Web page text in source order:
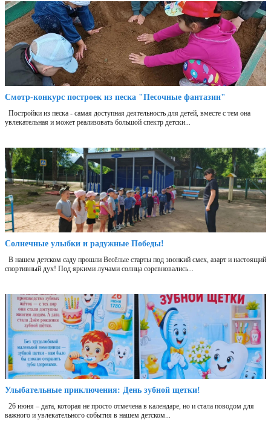
Смотр-конкурс построек из песка "Песочные фантазии"
Постройки из песка - самая доступная деятельность для детей, вместе с тем она
увлекательная и может реализовать большой спектр детски...
Солнечные улыбки и радужные Победы!
В нашем детском саду прошли Весёлые старты под звонкий смех, азарт и настоящий
спортивный дух! Под яркими лучами солнца соревновались...
Улыбательные приключения: День зубной щетки!
26 июня – дата, которая не просто отмечена в календаре, но и стала поводом для
важного и увлекательного события в нашем детском...